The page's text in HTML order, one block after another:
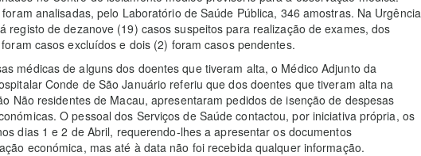
analisadas, pelo Laboratório de Saúde Pública, 346 amostras. Na Urgência
registo de dezanove (19) casos suspeitos para realização de exames, dos
casos excluídos e dois (2) foram casos pendentes.
médicas de alguns dos doentes que tiveram alta, o Médico Adjunto da
Conde de São Januário referiu que dos doentes que tiveram alta na
Não residentes de Macau, apresentaram pedidos de isenção de despesas
O pessoal dos Serviços de Saúde contactou, por iniciativa própria, os
dias 1 e 2 de Abril, requerendo-lhes a apresentar os documentos
económica, mas até à data não foi recebida qualquer informação.